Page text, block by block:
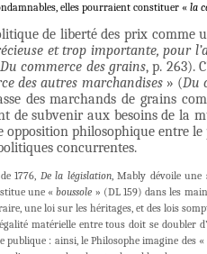
elles pourraient constituer « la
de liberté des prix comme
et trop importante, pour
Du commerce des grains, p. 263).
des autres marchandises» (Du
des marchands de grains
de subvenir aux besoins de la
opposition philosophique entre
concurrentes.
1776, De la législation, Mably dévoile une
une «boussole » (DL 159) dans les
une loi sur les héritages, et des lois
matérielle entre tous doit se doubler
publique : ainsi, le Philosophe imagine